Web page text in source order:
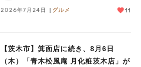
2026年7月24日 グルメ 11
【茨木市】箕面店に続き、8月6日
（木）「青木松風庵 月化粧茨木店」が